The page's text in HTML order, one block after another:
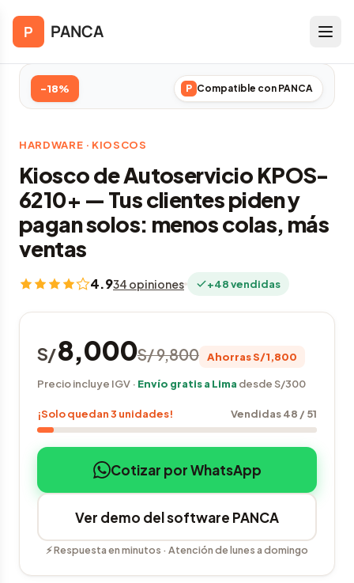
P PANCA
Inicio
Kiosco de Autoservicio KPOS-6210+
-18% P Compatible con PANCA
HARDWARE · KIOSCOS
Kiosco de Autoservicio KPOS-
6210+ — Tus clientes piden y
pagan solos: menos colas, más
ventas
4.934 opiniones +48 vendidas
S/8,000S/ 9,800 Ahorras S/1,800
Precio incluye IGV · Envío gratis a Lima desde S/300
¡Solo quedan 3 unidades! Vendidas 48 / 51
Cotizar por WhatsApp
Ver demo del software PANCA
⚡ Respuesta en minutos · Atención de lunes a domingo